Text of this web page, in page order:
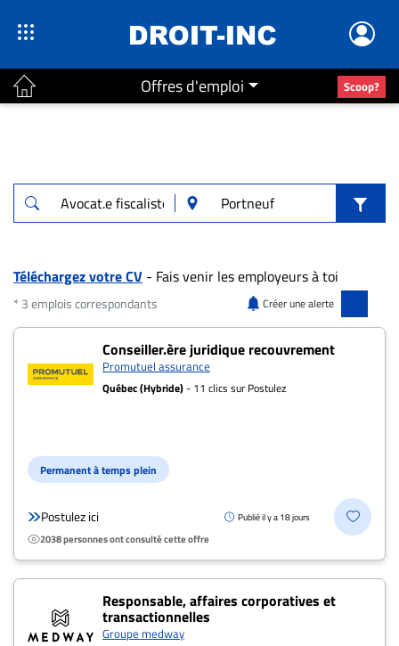
Offres d'emploi Scoop?
En
Continu
Bureaux
Conseillers
Juridiques
Carrière
ET
EMPLOIS
AVOCATS
ET
Offres
Téléchargez votre CV - Fais venir les employeurs à toi
* 3 emplois correspondants Créer une alerte
3 offres pour "Avocat.e fiscaliste" à
Conseiller.ère juridique recouvrement
Promutuel assurance
Québec (Hybride)- 11 clics sur Postulez
Permanent à temps plein
Postulez ici Publié il y a 18 jours
2038 personnes ont consulté cette offre
Responsable, affaires corporatives et
transactionnelles
Groupe medway